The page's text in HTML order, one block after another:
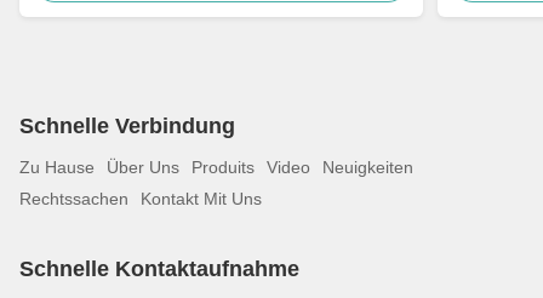
Schnelle Verbindung
Zu Hause Über Uns Produits Video
Neuigkeiten
Rechtssachen
Kontakt Mit Uns
Schnelle Kontaktaufnahme